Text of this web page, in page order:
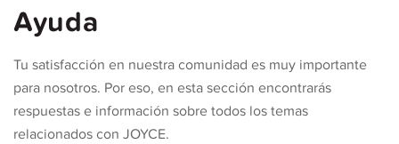
Ayuda
Tu satisfacción en nuestra comunidad es muy importante
para nosotros. Por eso, en esta sección encontrarás
respuestas e información sobre todos los temas
relacionados con JOYCE.
El Club
Guía de la comunidad
Ayuda